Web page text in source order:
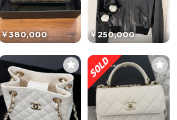
￥380,000 ￥250,000